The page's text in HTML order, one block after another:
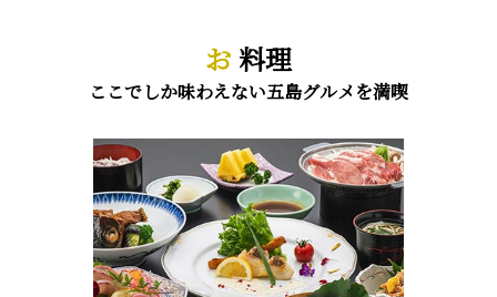
お 料理
ここでしか味わえない五島グルメを満喫